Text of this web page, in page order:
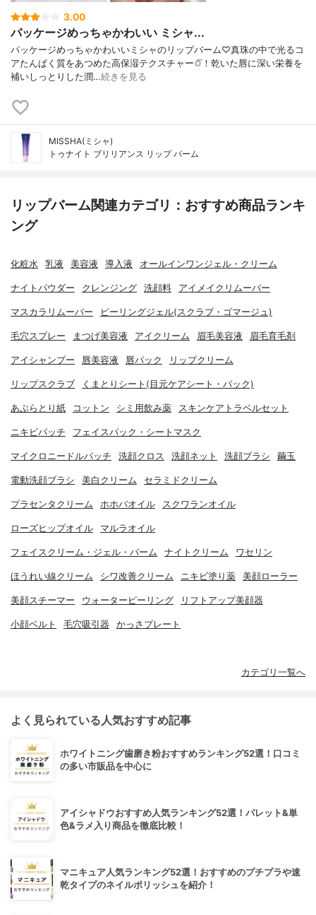
3.00
パッケージめっちゃかわいい ミシャ...
パッケージめっちゃかわいいミシャのリップバーム♡真珠の中で光るコ
アたんぱく質をあつめた高保湿テクスチャー✩⃛！乾いた唇に深い栄養を
補いしっとりした潤…続きを見る
MISSHA(ミシャ)
トゥナイト ブリリアンス リップ バーム
リップバーム関連カテゴリ：おすすめ商品ランキ
ング
化粧水 乳液 美容液 導入液 オールインワンジェル・クリーム
ナイトパウダー クレンジング 洗顔料 アイメイクリムーバー
マスカラリムーバー ピーリングジェル(スクラブ・ゴマージュ)
毛穴スプレー まつげ美容液 アイクリーム 眉毛美容液 眉毛育毛剤
アイシャンプー 唇美容液 唇パック リップクリーム
リップスクラブ くまとりシート(目元ケアシート・パック)
あぶらとり紙 コットン シミ用飲み薬 スキンケアトラベルセット
ニキビパッチ フェイスパック・シートマスク
マイクロニードルパッチ 洗顔クロス 洗顔ネット 洗顔ブラシ 繭玉
電動洗顔ブラシ 美白クリーム セラミドクリーム
プラセンタクリーム ホホバオイル スクワランオイル
ローズヒップオイル マルラオイル
フェイスクリーム・ジェル・バーム ナイトクリーム ワセリン
ほうれい線クリーム シワ改善クリーム ニキビ塗り薬 美顔ローラー
美顔スチーマー ウォーターピーリング リフトアップ美顔器
小顔ベルト 毛穴吸引器 かっさプレート
カテゴリ一覧へ
よく見られている人気おすすめ記事
ホワイトニング歯磨き粉おすすめランキング52選！口コミ
の多い市販品を中心に
アイシャドウおすすめ人気ランキング52選！パレット&単
色&ラメ入り商品を徹底比較！
マニキュア人気ランキング52選！おすすめのプチプラや速
乾タイプのネイルポリッシュを紹介！